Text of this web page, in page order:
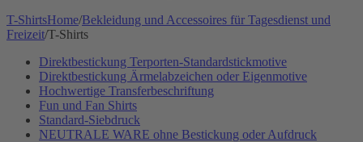
T-ShirtsHome/Bekleidung und Accessoires für Tagesdienst und
Freizeit/T-Shirts
Direktbestickung Terporten-Standardstickmotive
Direktbestickung Ärmelabzeichen oder Eigenmotive
Hochwertige Transferbeschriftung
Fun und Fan Shirts
Standard-Siebdruck
NEUTRALE WARE ohne Bestickung oder Aufdruck